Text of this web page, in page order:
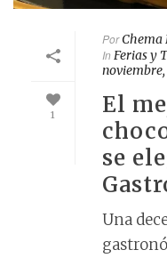
1
PorChema
In Ferias y
El
se
Una